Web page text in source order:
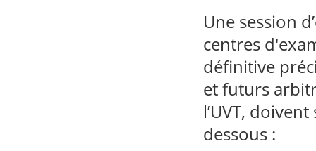
Une session
centres
définitive
et futurs
l’UVT,
dessous :